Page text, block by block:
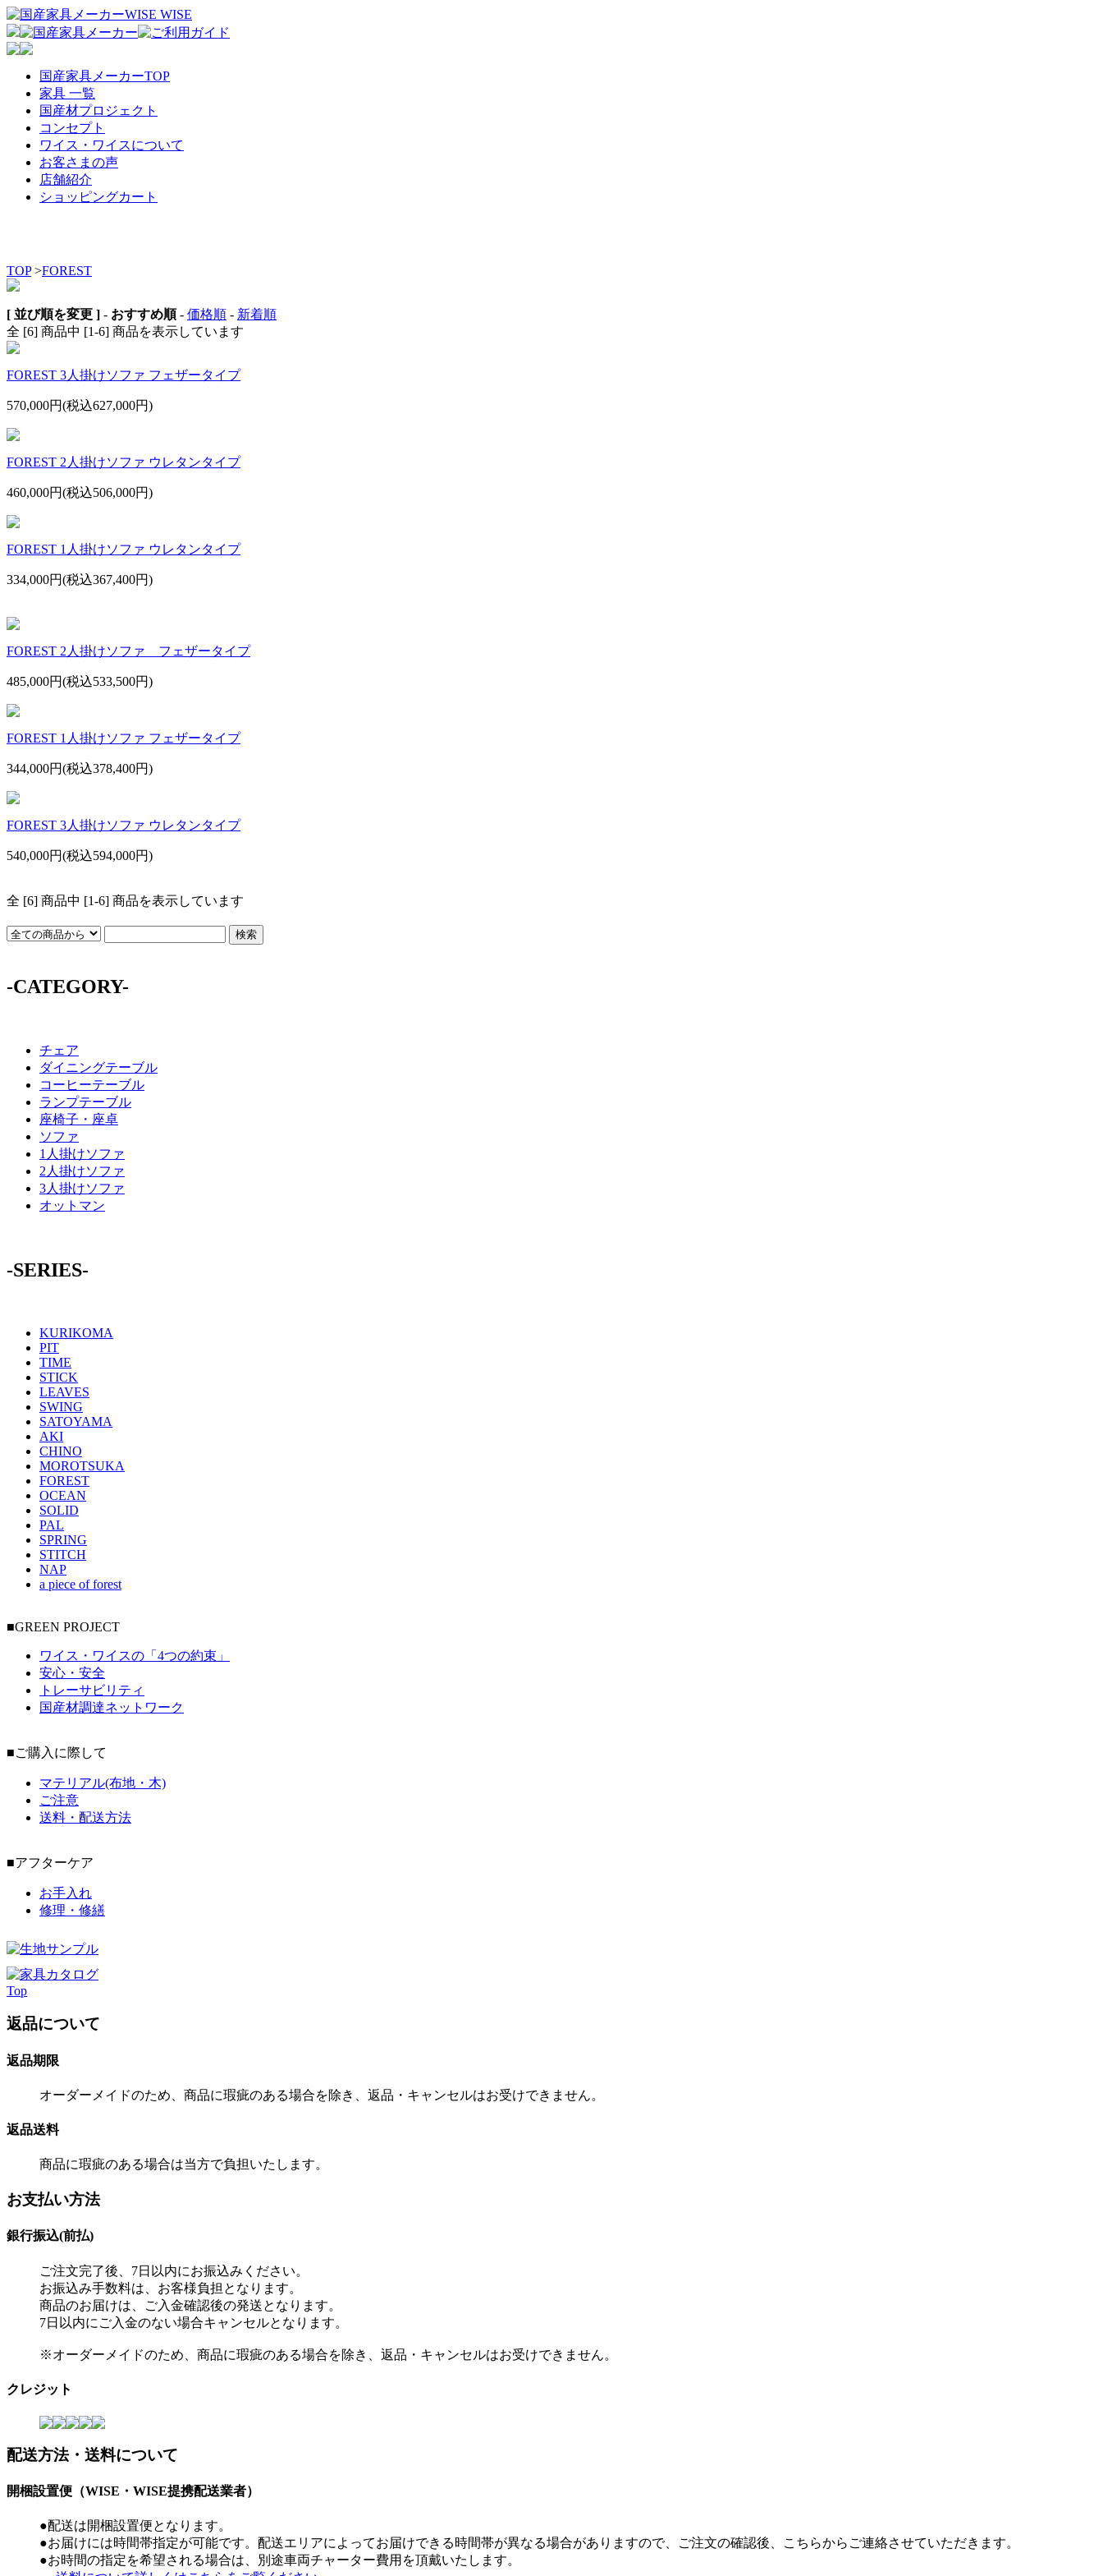
国産家具メーカーTOP
家具 一覧
国産材プロジェクト
コンセプト
ワイス・ワイスについて
お客さまの声
店舗紹介
ショッピングカート
TOP >FOREST
[ 並び順を変更 ] - おすすめ順- 価格順 - 新着順
全 [6] 商品中 [1-6] 商品を表示しています
FOREST 3人掛けソファ フェザータイプ
570,000円(税込627,000円)
FOREST 2人掛けソファ ウレタンタイプ
460,000円(税込506,000円)
FOREST 1人掛けソファ ウレタンタイプ
334,000円(税込367,400円)
FOREST 2人掛けソファ フェザータイプ
485,000円(税込533,500円)
FOREST 1人掛けソファ フェザータイプ
344,000円(税込378,400円)
FOREST 3人掛けソファ ウレタンタイプ
540,000円(税込594,000円)
全 [6] 商品中 [1-6] 商品を表示しています
-CATEGORY-
チェア
ダイニングテーブル
コーヒーテーブル
ランプテーブル
座椅子・座卓
ソファ
1人掛けソファ
2人掛けソファ
3人掛けソファ
オットマン
-SERIES-
KURIKOMA
PIT
TIME
STICK
LEAVES
SWING
SATOYAMA
AKI
CHINO
MOROTSUKA
FOREST
OCEAN
SOLID
PAL
SPRING
STITCH
NAP
a piece of forest
■GREEN PROJECT
ワイス・ワイスの「4つの約束」
安心・安全
トレーサビリティ
国産材調達ネットワーク
■ご購入に際して
マテリアル(布地・木)
ご注意
送料・配送方法
■アフターケア
お手入れ
修理・修繕
Top
返品について
返品期限
オーダーメイドのため、商品に瑕疵のある場合を除き、返品・キャンセルはお受けできません。
返品送料
商品に瑕疵のある場合は当方で負担いたします。
お支払い方法
銀行振込(前払)
ご注文完了後、7日以内にお振込みください。
お振込み手数料は、お客様負担となります。
商品のお届けは、ご入金確認後の発送となります。
7日以内にご入金のない場合キャンセルとなります。
※オーダーメイドのため、商品に瑕疵のある場合を除き、返品・キャンセルはお受けできません。
クレジット
配送方法・送料について
開梱設置便（WISE・WISE提携配送業者）
●配送は開梱設置便となります。
●お届けには時間帯指定が可能です。配送エリアによってお届けできる時間帯が異なる場合がありますので、ご注文の確認後、こちらからご連絡させていただきます。
●お時間の指定を希望される場合は、別途車両チャーター費用を頂戴いたします。